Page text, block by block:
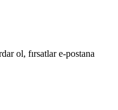
ol, fırsatlar e-postana